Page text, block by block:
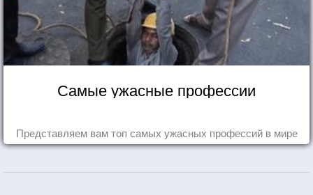
Самые ужасные профессии
Представляем вам топ самых ужасных профессий в мире